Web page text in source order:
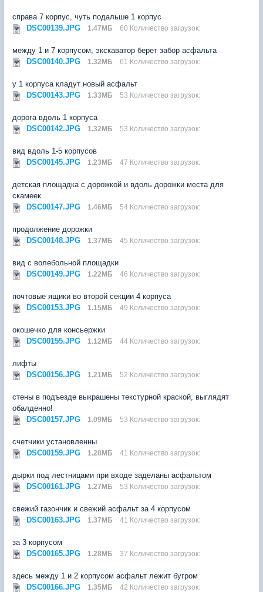
справа 7 корпус, чуть подальше 1 корпус
DSC00139.JPG
1.47МБ 60 Количество загрузок:
между 1 и 7 корпусом, экскаватор берет забор асфальта
DSC00140.JPG
1.32МБ 61 Количество загрузок:
у 1 корпуса кладут новый асфальт
DSC00143.JPG
1.33МБ 53 Количество загрузок:
дорога вдоль 1 корпуса
DSC00142.JPG
1.32МБ 53 Количество загрузок:
вид вдоль 1-5 корпусов
DSC00145.JPG
1.23МБ 47 Количество загрузок:
детская площадка с дорожкой и вдоль дорожки места для
скамеек
DSC00147.JPG
1.46МБ 54 Количество загрузок:
продолжение дорожки
DSC00148.JPG
1.37МБ 45 Количество загрузок:
вид с волебольной площадки
DSC00149.JPG
1.22МБ 46 Количество загрузок:
почтовые ящики во второй секции 4 корпуса
DSC00153.JPG
1.15МБ 49 Количество загрузок:
окошечко для консьержки
DSC00155.JPG
1.12МБ 44 Количество загрузок:
лифты
DSC00156.JPG
1.21МБ 52 Количество загрузок:
стены в подъезде выкрашены текстурной краской, выглядят
обалденно!
DSC00157.JPG
1.09МБ 53 Количество загрузок:
счетчики установленны
DSC00159.JPG
1.28МБ 41 Количество загрузок:
дырки под лестницами при входе заделаны асфальтом
DSC00161.JPG
1.27МБ 53 Количество загрузок:
свежий газончик и свежий асфальт за 4 корпусом
DSC00163.JPG
1.37МБ 41 Количество загрузок:
за 3 корпусом
DSC00165.JPG
1.28МБ 37 Количество загрузок:
здесь между 1 и 2 корпусом асфальт лежит бугром
DSC00166.JPG
1.35МБ 42 Количество загрузок: